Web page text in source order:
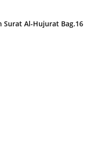
Surat Al-Hujurat Bag.16